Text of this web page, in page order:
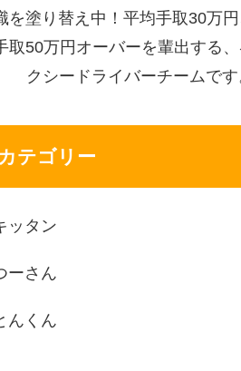
を塗り替え中！平均手取30万
取50万円オーバーを輩出する、
クシードライバーチームです
カテゴリー
ッタン
ーさん
んくん